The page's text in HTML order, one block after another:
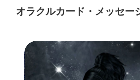
オラクルカード・メッセー